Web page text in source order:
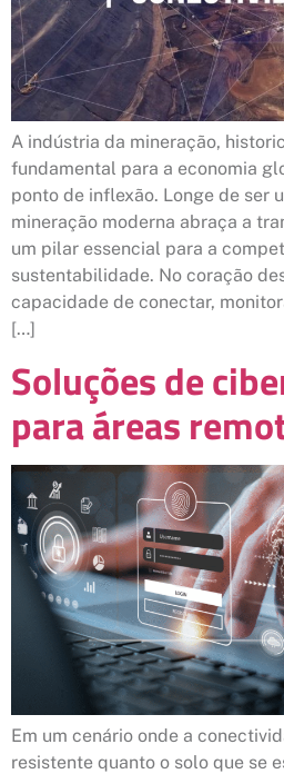
A indústria da mineração,
fundamental para a economia
ponto de inflexão. Longe de ser
mineração moderna abraça a
um pilar essencial para a
sustentabilidade. No coração
capacidade de conectar,
[…]
Soluções de
para áreas
Em um cenário onde a
resistente quanto o solo que se